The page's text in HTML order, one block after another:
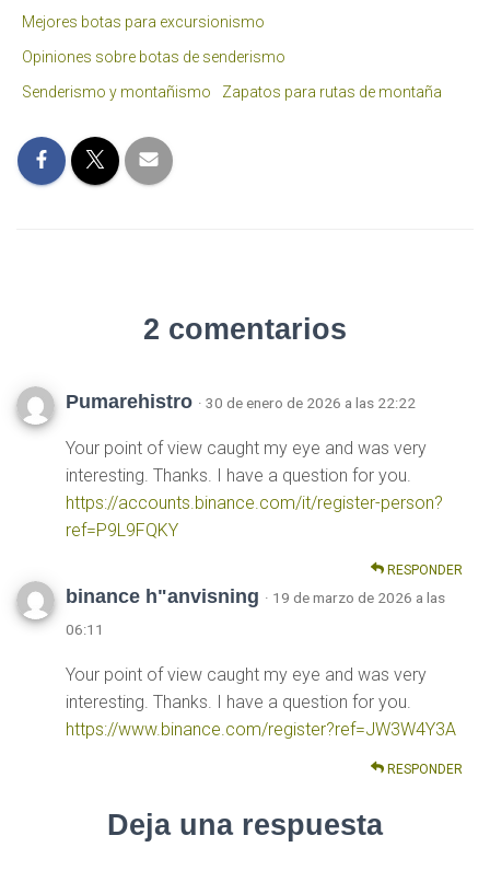
Mejores botas para excursionismo
Opiniones sobre botas de senderismo
Senderismo y montañismo
Zapatos para rutas de montaña
2 comentarios
Pumarehistro · 30 de enero de 2026 a las 22:22
Your point of view caught my eye and was very
interesting. Thanks. I have a question for you.
https://accounts.binance.com/it/register-person?
ref=P9L9FQKY
RESPONDER
binance h"anvisning · 19 de marzo de 2026 a las
06:11
Your point of view caught my eye and was very
interesting. Thanks. I have a question for you.
https://www.binance.com/register?ref=JW3W4Y3A
RESPONDER
Deja una respuesta